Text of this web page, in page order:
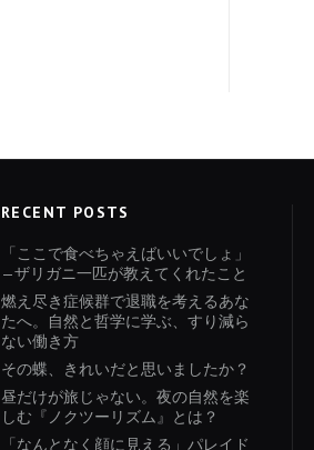
RECENT POSTS
「ここで食べちゃえばいいでしょ」
—ザリガニ一匹が教えてくれたこと
燃え尽き症候群で退職を考えるあな
たへ。自然と哲学に学ぶ、すり減ら
ない働き方
その蝶、きれいだと思いましたか？
昼だけが旅じゃない。夜の自然を楽
しむ『ノクツーリズム』とは？
「なんとなく顔に見える」パレイド